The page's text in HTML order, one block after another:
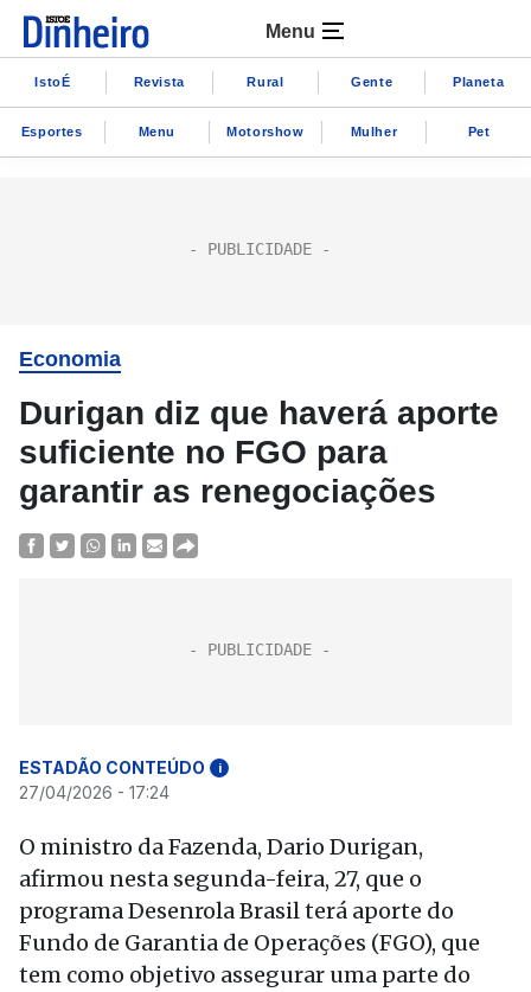
Menu
IstoÉ Revista Rural Gente Planeta
Esportes Menu Motorshow Mulher Pet
Economia
Durigan diz que haverá aporte
suficiente no FGO para
garantir as renegociações
ESTADÃO CONTEÚDO i
27/04/2026 - 17:24
O ministro da Fazenda, Dario Durigan,
afirmou nesta segunda-feira, 27, que o
programa Desenrola Brasil terá aporte do
Fundo de Garantia de Operações (FGO), que
tem como objetivo assegurar uma parte do